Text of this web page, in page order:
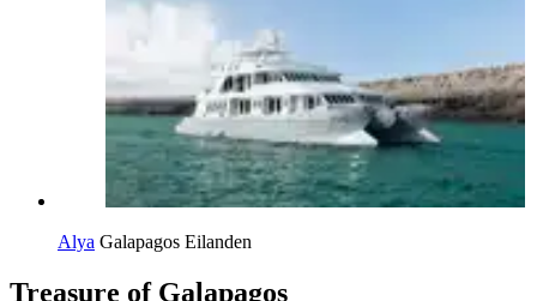
Alya Galapagos Eilanden
Treasure of Galapagos